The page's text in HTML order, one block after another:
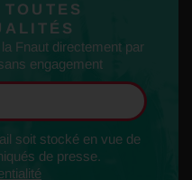
Fnaut directement par
engagement
soit stocké en vue de
de presse.